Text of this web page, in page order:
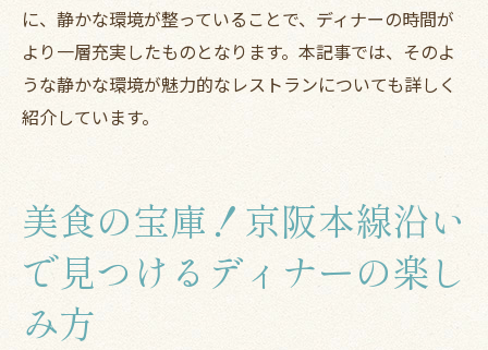
に、静かな環境が整っていることで、ディナーの時間が
より一層充実したものとなります。本記事では、そのよ
うな静かな環境が魅力的なレストランについても詳しく
紹介しています。
美食の宝庫！京阪本線沿い
で見つけるディナーの楽し
み方